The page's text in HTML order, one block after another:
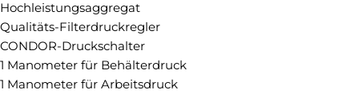
Hochleistungsaggregat
Qualitäts-Filterdruckregler
CONDOR-Druckschalter
1 Manometer für Behälterdruck
1 Manometer für Arbeitsdruck